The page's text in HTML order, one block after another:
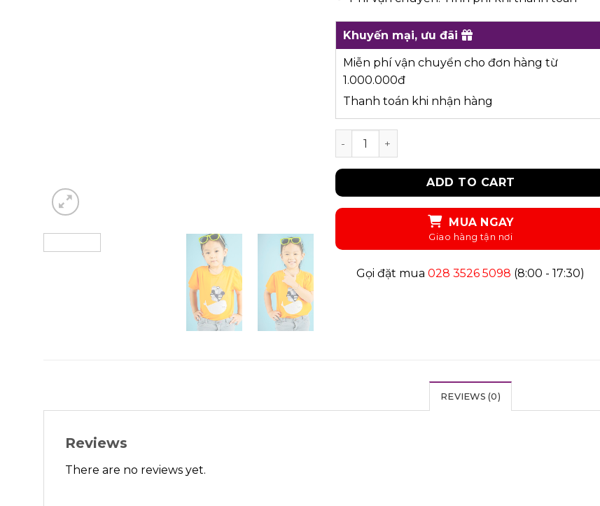
Khuyến mại, ưu đãi
Miễn phí vận chuyển cho đơn hàng từ
1.000.000đ
Thanh toán khi nhận hàng
UKID109 - ÁO THUN quantity
ADD TO CART
MUA NGAY
Gọi đặt mua028 3526 5098 (8:00 - 17:30)
REVIEWS (0)
Reviews
There are no reviews yet.